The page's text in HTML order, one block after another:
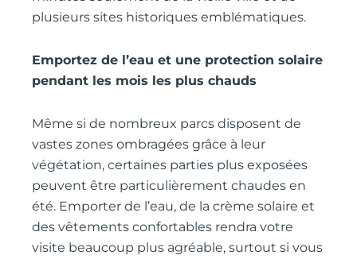
plusieurs sites historiques emblématiques.
Emportez de l’eau et une protection solaire
pendant les mois les plus chauds
Même si de nombreux parcs disposent de
vastes zones ombragées grâce à leur
végétation, certaines parties plus exposées
peuvent être particulièrement chaudes en
été. Emporter de l’eau, de la crème solaire et
des vêtements confortables rendra votre
visite beaucoup plus agréable, surtout si vous